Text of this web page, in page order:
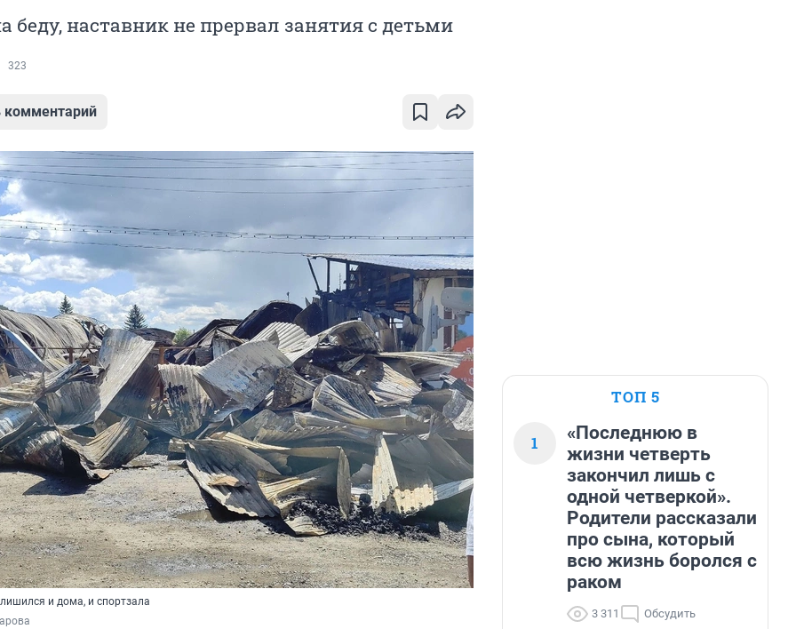
беду, наставник не прервал занятия с детьми
323
комментарий
и дома, и спортзала
ТОП 5
1
«Последнюю в
жизни четверть
закончил лишь с
одной четверкой».
Родители рассказали
про сына, который
всю жизнь боролся с
раком
3 311 Обсудить